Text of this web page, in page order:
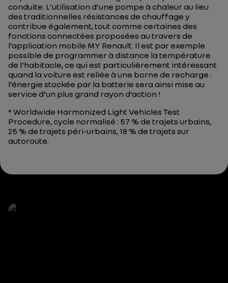
conduite. L’utilisation d’une pompe à chaleur au lieu
des traditionnelles résistances de chauffage y
contribue également, tout comme certaines des
fonctions connectées proposées au travers de
l’application mobile MY Renault. Il est par exemple
possible de programmer à distance la température
de l’habitacle, ce qui est particulièrement intéressant
quand la voiture est reliée à une borne de recharge :
l’énergie stockée par la batterie sera ainsi mise au
service d’un plus grand rayon d’action !
* Worldwide Harmonized Light Vehicles Test
Procedure, cycle normalisé : 57 % de trajets urbains,
25 % de trajets péri-urbains, 18 % de trajets sur
autoroute.